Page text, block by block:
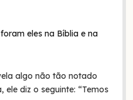
eles na Bíblia e na
algo não tão notado
ele diz o seguinte: “Temos